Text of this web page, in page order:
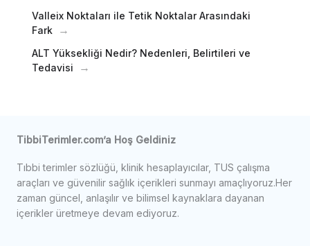
Valleix Noktaları ile Tetik Noktalar Arasındaki
Fark
ALT Yüksekliği Nedir? Nedenleri, Belirtileri ve
Tedavisi
TibbiTerimler.com’a Hoş Geldiniz
Tıbbi terimler sözlüğü, klinik hesaplayıcılar, TUS çalışma
araçları ve güvenilir sağlık içerikleri sunmayı amaçlıyoruz.Her
zaman güncel, anlaşılır ve bilimsel kaynaklara dayanan
içerikler üretmeye devam ediyoruz.